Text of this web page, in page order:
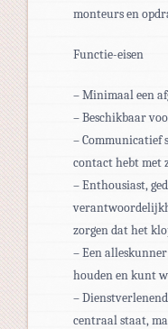
monteurs en
Functie-eisen
– Minimaal een
– Beschikbaar
– Communicatief
contact hebt met
– Enthousiast,
zorgen dat het
– Een
houden en kunt
–
centraal staat,